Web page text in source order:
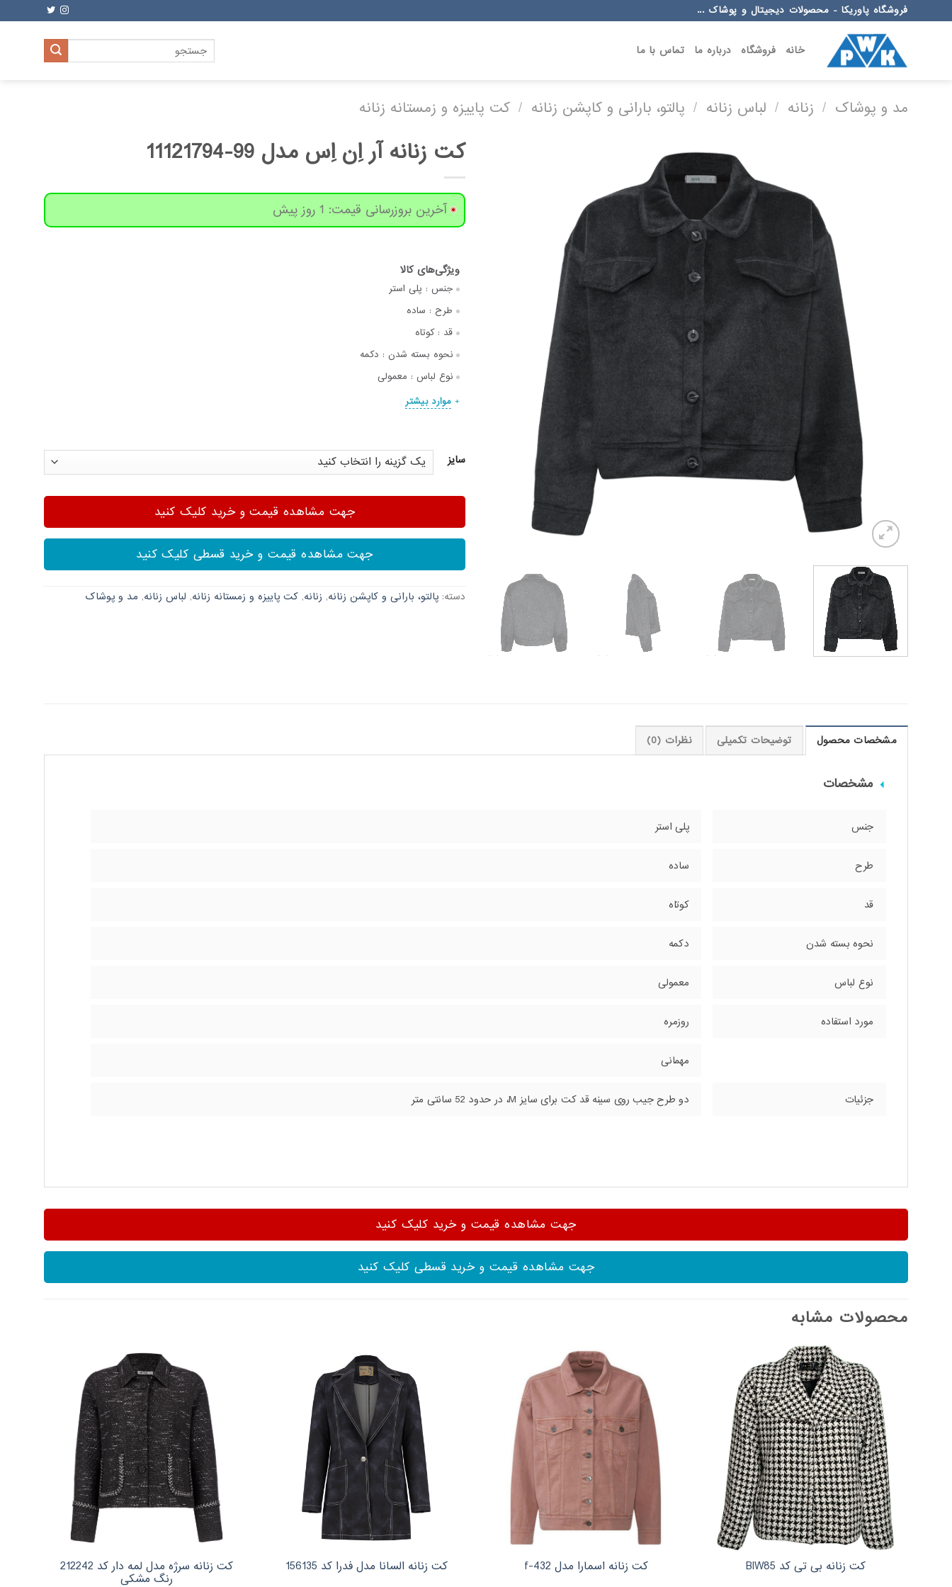
to
فروشگاه پاوریکا - محصولات دیجیتال و پوشاک ...
خانه فروشگاه درباره ما تماس با ما
جستجو
برای:
مد و پوشاک / زنانه / لباس زنانه / پالتو، بارانی و کاپشن زنانه / کت پاییزه و زمستانه زنانه
کت زنانه آر اِن اِس مدل 99-11121794
آخرین بروزرسانی قیمت: 1 روز پیش
جنس : پلی استر
طرح : ساده
قد : کوتاه
نحوه بسته شدن : دکمه
نوع لباس : معمولی
موارد بیشتر
سایز
جهت مشاهده قیمت و خرید کلیک کنید
جهت مشاهده قیمت و خرید قسطی کلیک کنید
دسته: پالتو، بارانی و کاپشن زنانه, زنانه, کت پاییزه و زمستانه زنانه, لباس زنانه, مد و پوشاک
مشخصات محصول توضیحات تکمیلی نظرات (0)
مشخصات
جنس پلی استر
طرح ساده
قد کوتاه
نحوه بسته شدن دکمه
نوع لباس معمولی
مورد استفاده روزمره
مهمانی
جزئیات دو طرح جیب روی سینه قد کت برای سایز M، در حدود 52 سانتی متر
جهت مشاهده قیمت و خرید کلیک کنید
جهت مشاهده قیمت و خرید قسطی کلیک کنید
محصولات مشابه
کت زنانه بی تی کد BlW85 کت زنانه اسمارا مدل f-432 کت زنانه السانا مدل فدرا کد 156135 کت زنانه سرژه مدل لمه دار کد 212242
رنگ مشکی